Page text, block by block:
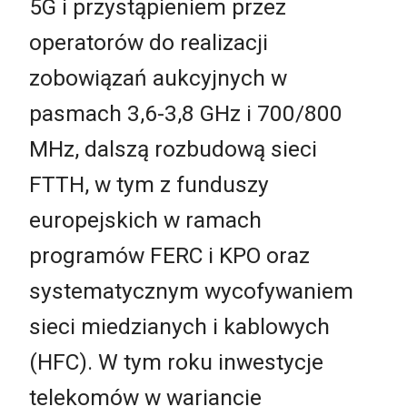
5G i przystąpieniem przez
operatorów do realizacji
zobowiązań aukcyjnych w
pasmach 3,6-3,8 GHz i 700/800
MHz, dalszą rozbudową sieci
FTTH, w tym z funduszy
europejskich w ramach
programów FERC i KPO oraz
systematycznym wycofywaniem
sieci miedzianych i kablowych
(HFC). W tym roku inwestycje
telekomów w wariancie